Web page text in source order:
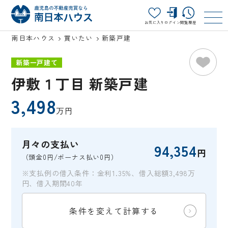
お気に入り ログイン閲覧履歴
南日本ハウス 買いたい 新築戸建
新築一戸建て
伊敷１丁目 新築戸建
3,498万円
月々の支払い
（頭金0円/ボーナス払い0円） 94,354円
※支払例の借入条件：金利1.35%、借入総額3,498万
円、借入期間40年
条件を変えて計算する